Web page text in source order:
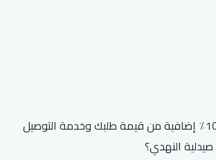
هل تتطلع إلى التوفير في عملية الشراء التالية من صيدلية النهدي؟ ثم تأكد من استخدام أحد رموز الخصم الحصرية الخاصة بهم! باستخدام هذه الرموز، يمكنك توفير 10٪ إضافية من قيمة طلبك وخدمة التوصيل
النهدي؟